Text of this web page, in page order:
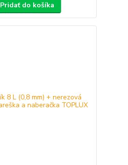
Pridať do košíka